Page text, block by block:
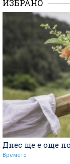
ИЗБРАНО
Днес ще е още
Времето